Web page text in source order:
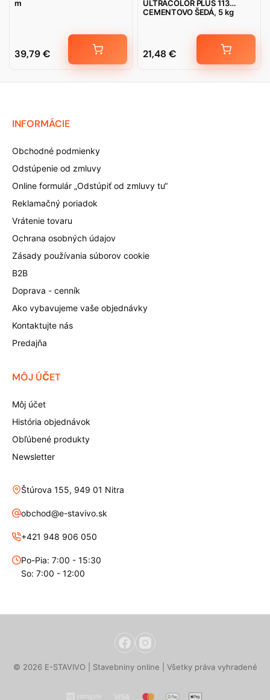
m
39,79€
ULTRACOLOR PLUS 113
CEMENTOVO ŠEDÁ, 5 kg
21,48 €
INFORMÁCIE
Obchodné podmienky
Odstúpenie od zmluvy
Online formulár „Odstúpiť od zmluvy tu“
Reklamačný poriadok
Vrátenie tovaru
Ochrana osobných údajov
Zásady používania súborov cookie
B2B
Doprava - cenník
Ako vybavujeme vaše objednávky
Kontaktujte nás
Predajňa
MÔJ ÚČET
Môj účet
História objednávok
Obľúbené produkty
Newsletter
Štúrova 155, 949 01 Nitra
obchod@e-stavivo.sk
+421 948 906 050
Po-Pia: 7:00 - 15:30
So: 7:00 - 12:00
© 2026 E-STAVIVO | Stavebniny online | Všetky práva vyhradené